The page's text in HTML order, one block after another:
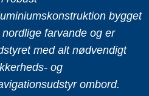
bygget
nordlige farvande og er
med alt nødvendigt
og
ombord.